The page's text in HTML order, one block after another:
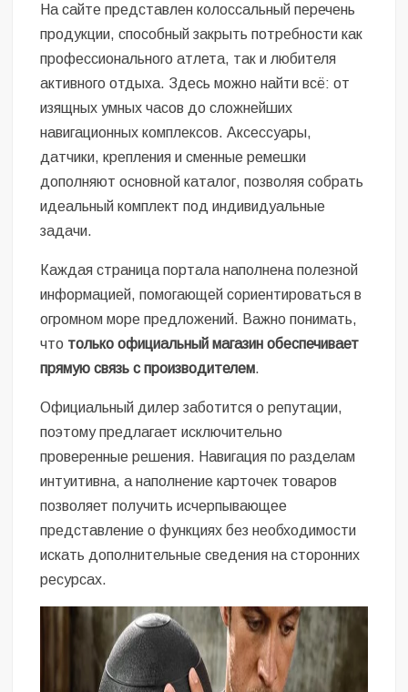
На сайте представлен колоссальный перечень
продукции, способный закрыть потребности как
профессионального атлета, так и любителя
активного отдыха. Здесь можно найти всё: от
изящных умных часов до сложнейших
навигационных комплексов. Аксессуары,
датчики, крепления и сменные ремешки
дополняют основной каталог, позволяя собрать
идеальный комплект под индивидуальные
задачи.
Каждая страница портала наполнена полезной
информацией, помогающей сориентироваться в
огромном море предложений. Важно понимать,
что только официальный магазин обеспечивает
прямую связь с производителем.
Официальный дилер заботится о репутации,
поэтому предлагает исключительно
проверенные решения. Навигация по разделам
интуитивна, а наполнение карточек товаров
позволяет получить исчерпывающее
представление о функциях без необходимости
искать дополнительные сведения на сторонних
ресурсах.